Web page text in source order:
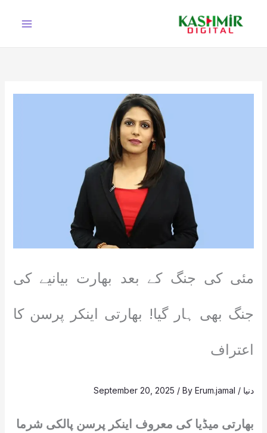
مئی کی جنگ کے بعد بھارت بیانیے کی
جنگ بھی ہار گیا! بھارتی اینکر پرسن کا
اعتراف
دنیا /
September 20, 2025 / ByErum.jamal
بھارتی میڈیا کی معروف اینکر پرسن پالکی شرما